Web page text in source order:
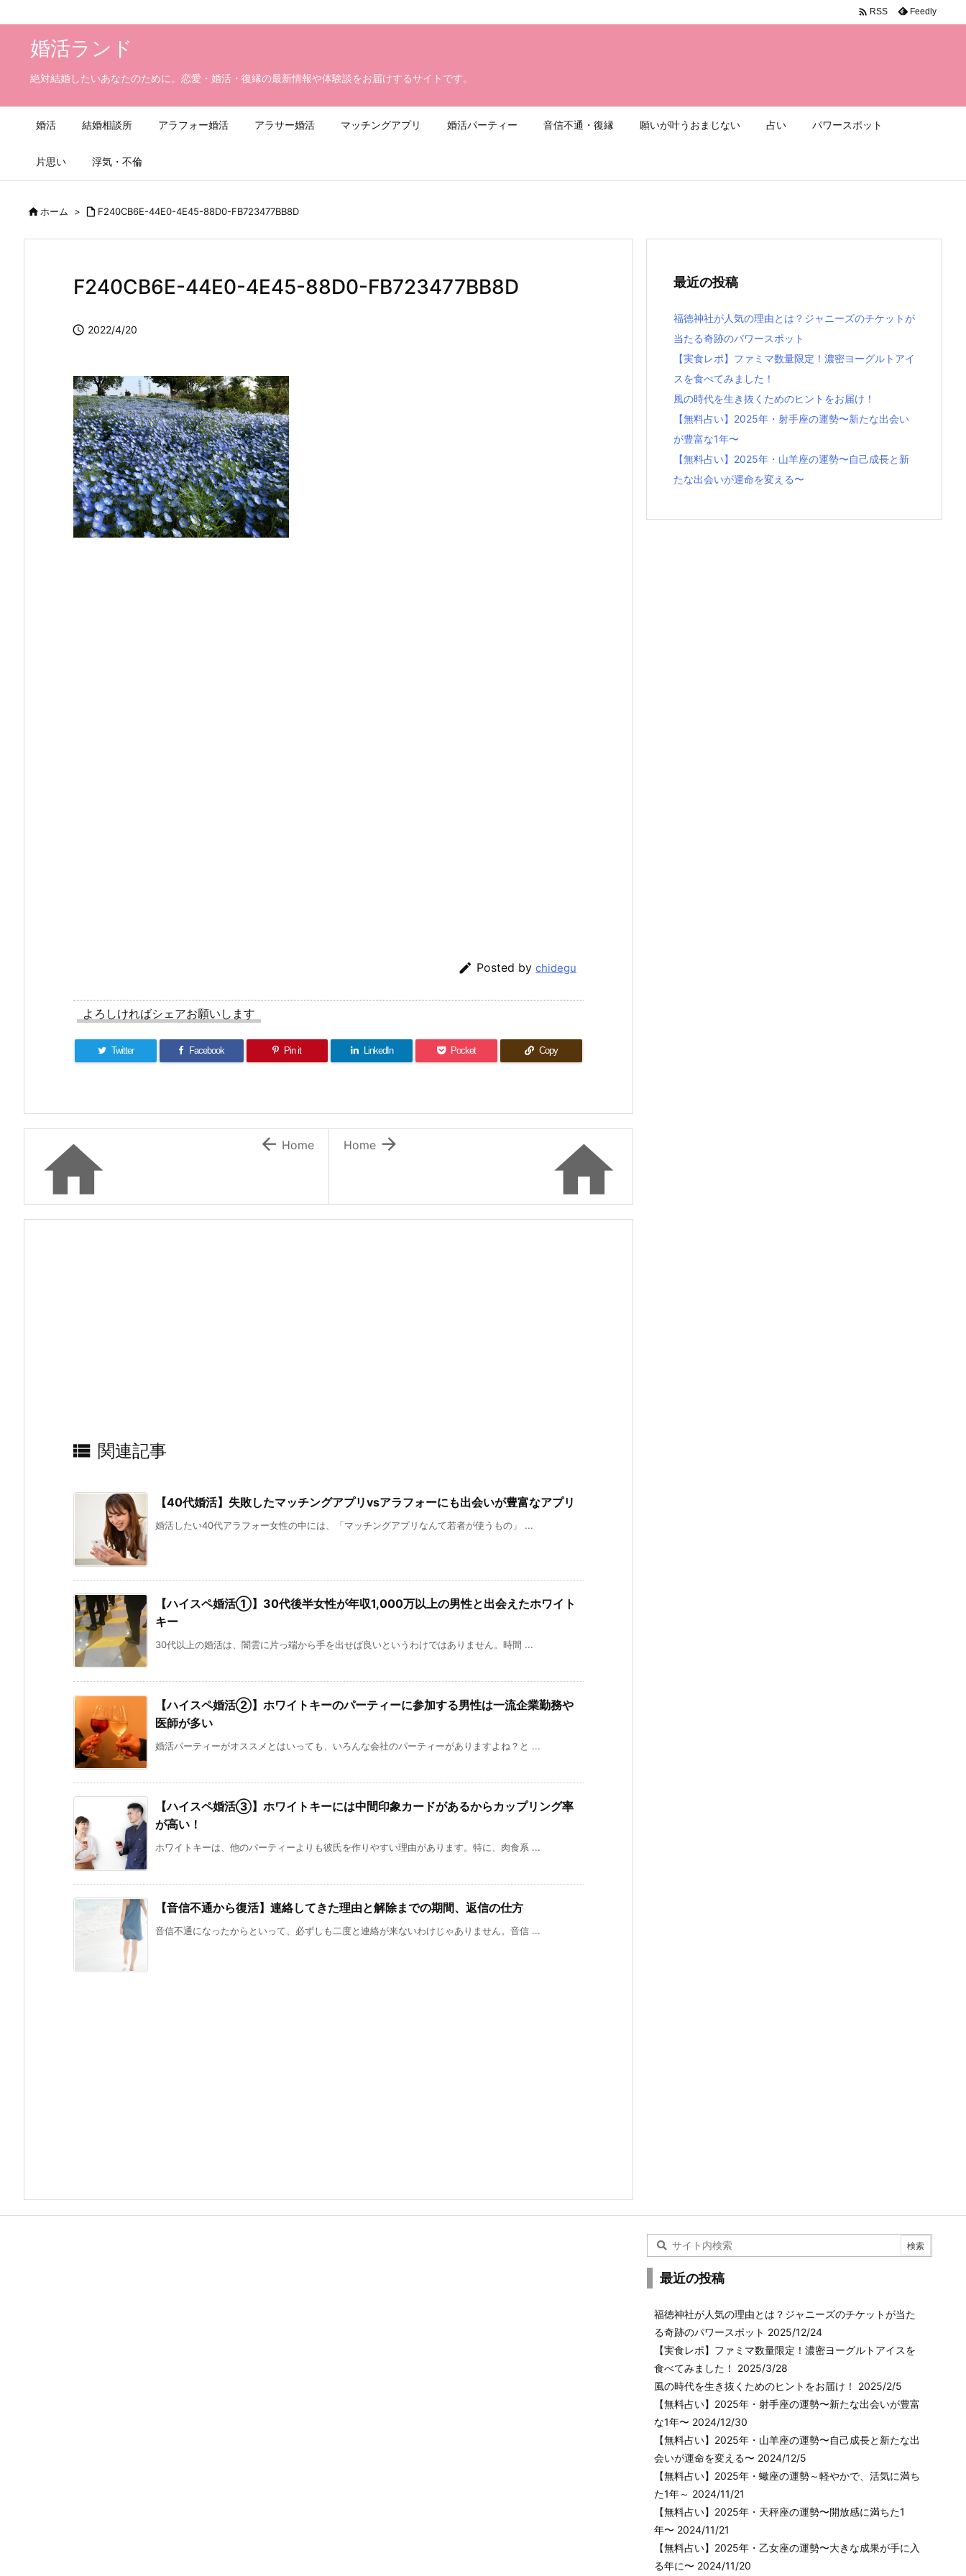
婚活ランド
絶対結婚したいあなたのために。恋愛・婚活・復縁の最新情報や体験談をお届けするサイトです。
婚活 結婚相談所 アラフォー婚活 アラサー婚活 マッチングアプリ 婚活パーティー 音信不通・復縁 願いが叶うおまじない 占い パワースポット
片思い 浮気・不倫
 RSS Feedly
ホーム >  F240CB6E-44E0-4E45-88D0-FB723477BB8D
F240CB6E-44E0-4E45-88D0-FB723477BB8D
 2022/4/20
 Posted by chidegu
よろしければシェアお願いします
Twitter Facebook Pin it LinkedIn Pocket Copy


Home
  Home
 関連記事
【40代婚活】失敗したマッチングアプリvsアラフォーにも出会いが豊富なアプリ
婚活したい40代アラフォー女性の中には、「マッチングアプリなんて若者が使うもの」 ...
【ハイスペ婚活①】30代後半女性が年収1,000万以上の男性と出会えたホワイト
キー
30代以上の婚活は、闇雲に片っ端から手を出せば良いというわけではありません。時間 ...
【ハイスペ婚活②】ホワイトキーのパーティーに参加する男性は一流企業勤務や
医師が多い
婚活パーティーがオススメとはいっても、いろんな会社のパーティーがありますよね？と ...
【ハイスペ婚活③】ホワイトキーには中間印象カードがあるからカップリング率
が高い！
ホワイトキーは、他のパーティーよりも彼氏を作りやすい理由があります。特に、肉食系 ...
【音信不通から復活】連絡してきた理由と解除までの期間、返信の仕方
音信不通になったからといって、必ずしも二度と連絡が来ないわけじゃありません。音信 ...
最近の投稿
福徳神社が人気の理由とは？ジャニーズのチケットが
当たる奇跡のパワースポット
【実食レポ】ファミマ数量限定！濃密ヨーグルトアイ
スを食べてみました！
風の時代を生き抜くためのヒントをお届け！
【無料占い】2025年・射手座の運勢〜新たな出会い
が豊富な1年〜
【無料占い】2025年・山羊座の運勢〜自己成長と新
たな出会いが運命を変える〜
最近の投稿
福徳神社が人気の理由とは？ジャニーズのチケットが当た
る奇跡のパワースポット 2025/12/24
【実食レポ】ファミマ数量限定！濃密ヨーグルトアイスを
食べてみました！
2025/3/28
風の時代を生き抜くためのヒントをお届け！
2025/2/5
【無料占い】2025年・射手座の運勢〜新たな出会いが豊富
な1年〜 2024/12/30
【無料占い】2025年・山羊座の運勢〜自己成長と新たな出
会いが運命を変える〜 2024/12/5
【無料占い】2025年・蠍座の運勢～軽やかで、活気に満ち
た1年～ 2024/11/21
【無料占い】2025年・天秤座の運勢〜開放感に満ちた1
年〜 2024/11/21
【無料占い】2025年・乙女座の運勢〜大きな成果が手に入
る年に〜 2024/11/20